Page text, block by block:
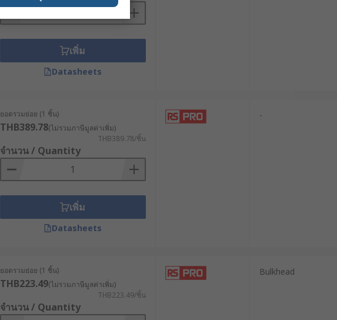
เพิ่ม
Datasheets
ยอดรวมย่อย (1 ชิ้น)
THB389.78(ไม่รวมภาษีมูลค่าเพิ่ม)
THB389.78/ชิ้น
จำนวน / Quantity
เพิ่ม
Datasheets
-
ยอดรวมย่อย (1 ชิ้น)
THB223.49(ไม่รวมภาษีมูลค่าเพิ่ม)
THB223.49/ชิ้น
จำนวน / Quantity
Bulkhead